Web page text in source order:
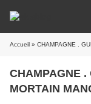
Accueil » CHAMPAGNE .
CHAMPAGNE . GUERRE JUILLET 1917 . //